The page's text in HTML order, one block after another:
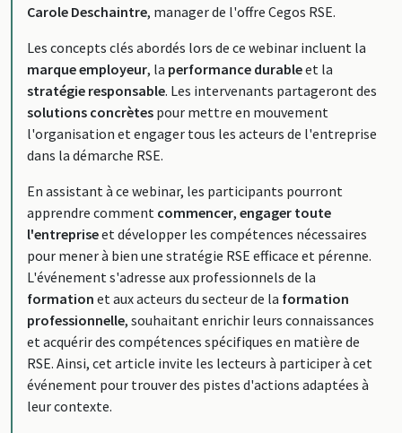
Carole Deschaintre, manager de l'offre Cegos RSE.
Les concepts clés abordés lors de ce webinar incluent la
marque employeur, la performance durableet la
stratégie responsable. Les intervenants partageront des
solutions concrètes pour mettre en mouvement
l'organisation et engager tous les acteurs de l'entreprise
dans la démarche RSE.
En assistant à ce webinar, les participants pourront
apprendre comment commencer, engager toute
l'entrepriseet développer les compétences nécessaires
pour mener à bien une stratégie RSE efficace et pérenne.
L'événement s'adresse aux professionnels de la
formation et aux acteurs du secteur de la formation
professionnelle, souhaitant enrichir leurs connaissances
et acquérir des compétences spécifiques en matière de
RSE. Ainsi, cet article invite les lecteurs à participer à cet
événement pour trouver des pistes d'actions adaptées à
leur contexte.